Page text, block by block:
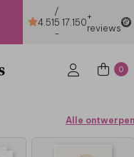
4.51
/
5
-
17.150+
reviews
0
Alle ontwerpen